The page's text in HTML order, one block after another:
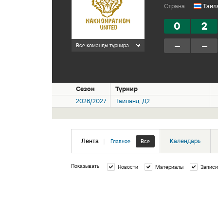
Все команды турнира
Страна
0
2
–
–
Сезон
Турнир
2026/2027
Таиланд. Д2
Лента | Главное Все Календарь
Показывать Новости Материалы